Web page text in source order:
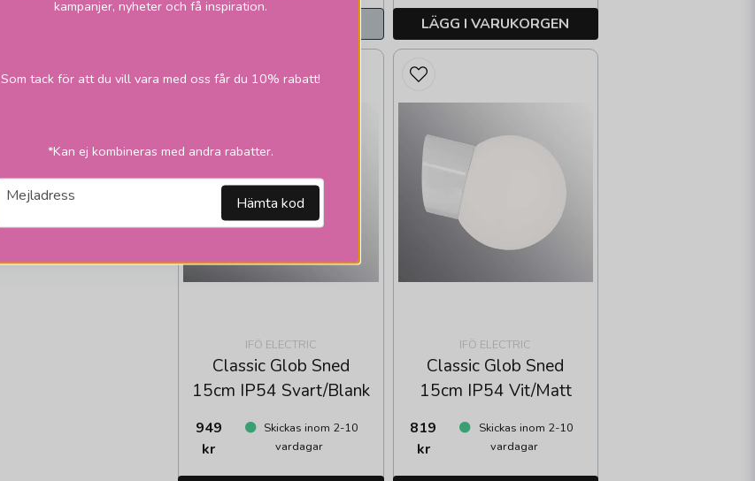
LÄGG I VARUKORGEN
IFÖ ELECTRIC
Classic Glob Sned
15cm IP54 Svart/Blank
949
kr
Skickas inom 2-10
vardagar
IFÖ ELECTRIC
Classic Glob Sned
15cm IP54 Vit/Matt
819
kr
Skickas inom 2-10
vardagar
kampanjer, nyheter och få inspiration.
Som tack för att du vill vara med oss får du 10% rabatt!
*Kan ej kombineras med andra rabatter.
email
Mejladress Hämta kod